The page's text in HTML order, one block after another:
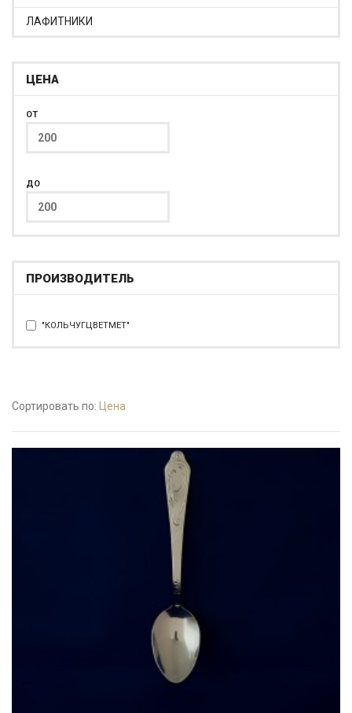
ЛАФИТНИКИ
ЦЕНА
ОТ
ДО
ПРОИЗВОДИТЕЛЬ
"КОЛЬЧУГЦВЕТМЕТ"
Сортировать по: Цена